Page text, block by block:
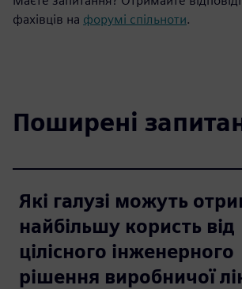
фахівців на форумі спільноти.
Поширені
Які галузі можуть
найбільшу користь від
цілісного інженерного
рішення виробничої